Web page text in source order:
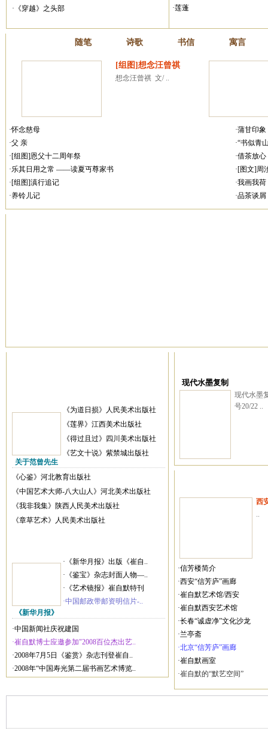
·《穿越》之头部 ·莲蓬
随笔 诗歌 书信 寓言
[组图]想念汪曾祺
想念汪曾祺  文/ ..
·怀念慈母
·蒲甘印象
·父 亲
·“书似青
·[组图]恩父十二周年祭
·借茶放心
·乐其日用之常 ——读夏丏尊家书
·[图文]
·[组图]滇行追记
·我画我荷
·养铃儿记
·品茶谈屑
关于范曾先生
《为道日损》人民美术出版社
《莲界》江西美术出版社
《得过且过》四川美术出版社
《艺文十说》紫禁城出版社
《心鉴》河北教育出版社
《中国艺术大师-八大山人》河北美术出版社
《我非我集》陕西人民美术出版社
《章草艺术》人民美术出版社
《新华月报》
·《新华月报》出版《崔自..
·《鉴宝》杂志封面人物—..
·《艺术镜报》崔自默特刊
·中国邮政带邮资明信片-..
·中国新闻社庆祝建国
·崔自默博士应邀参加"2008百位杰出艺..
·2008年7月5日《鉴赏》杂志刊登崔自..
·2008年“中国寿光第二届书画艺术博览..
现代水墨复制
现代水墨
号20/22 ..
西
..
·信芳楼简介
·西安“信芳庐”画廊
·崔自默艺术馆/西安
·崔自默西安艺术馆
·长春“诚虚净”文化沙龙
·兰亭斋
·北京“信芳庐”画廊
·崔自默画室
·崔自默的“默艺空间”